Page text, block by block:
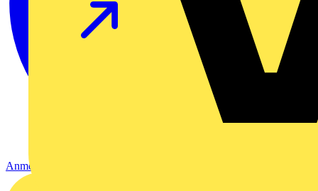
Anmelden